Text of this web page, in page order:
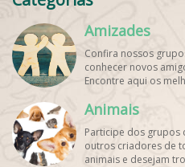
Amizades
Confira nossos
conhecer novos
Encontre aqui os
Animais
Participe dos grupos
outros criadores de
animais e desejam